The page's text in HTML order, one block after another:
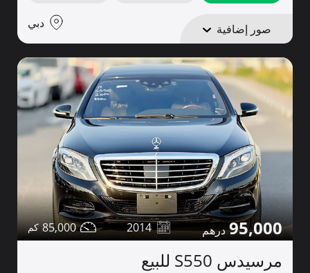
صور إضافية دبي
95,000
2014
85,000
مرسيدس S550 للبيع